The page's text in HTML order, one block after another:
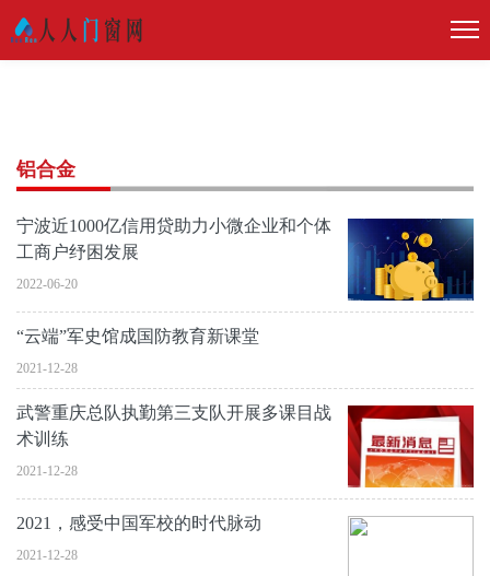
铝合金
宁波近1000亿信用贷助力小微企业和个体
工商户纾困发展
2022-06-20
“云端”军史馆成国防教育新课堂
2021-12-28
武警重庆总队执勤第三支队开展多课目战
术训练
2021-12-28
2021，感受中国军校的时代脉动
2021-12-28